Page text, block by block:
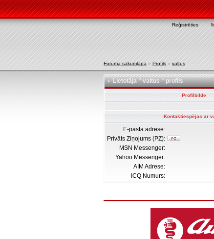
Reģistrēties
Foruma sākumlapa » Profils » valtus
Lietotāja " valtus " profils
Profilbilde
Kontaktiespējas ar
E-pasta adrese:
Privāts Ziņojums (PZ):
MSN Messenger:
Yahoo Messenger:
AIM Adrese:
ICQ Numurs: